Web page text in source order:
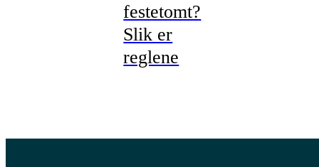
festetomt?
Slik er
reglene